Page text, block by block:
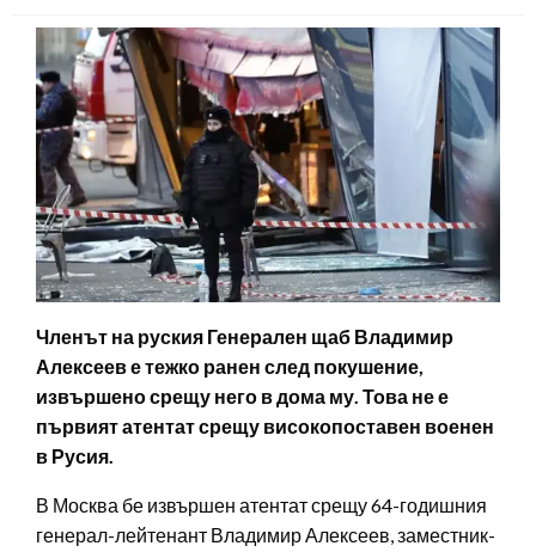
Членът на руския Генерален щаб Владимир
Алексеев е тежко ранен след покушение,
извършено срещу него в дома му. Това не е
първият атентат срещу високопоставен военен
в Русия.
В Москва бе извършен атентат срещу 64-годишния
генерал-лейтенант Владимир Алексеев, заместник-